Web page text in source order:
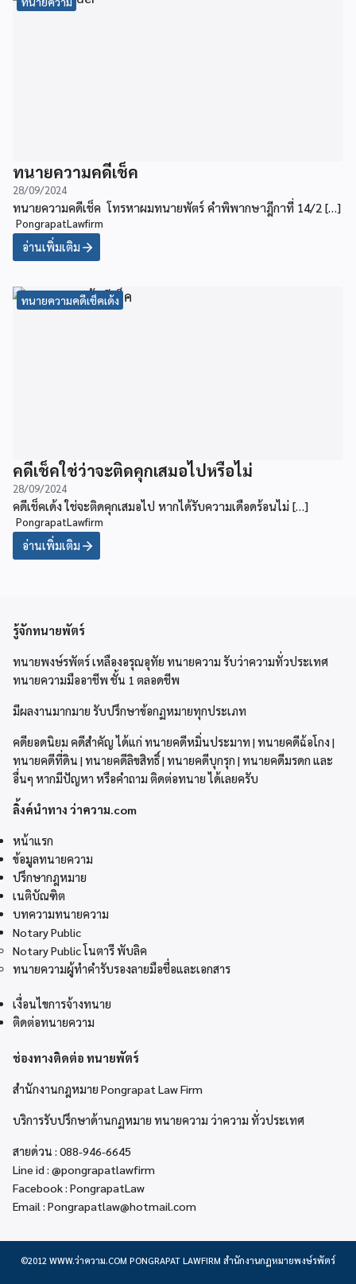
ทนายความคดีเช็ค
28/09/2024
ทนายความคดีเช็ค โทรหาผมทนายพัตร์ คำพิพากษาฎีกาที่ 14/2 […]
PongrapatLawfirm
อ่านเพิ่มเติม
ทนายความคดีเช็คเด้ง
คดีเช็คใช่ว่าจะติดคุกเสมอไปหรือไม่
28/09/2024
คดีเช็คเด้ง ใช่จะติดคุกเสมอไป หากได้รับความเดือดร้อนไม่ […]
PongrapatLawfirm
อ่านเพิ่มเติม
รู้จักทนายพัตร์
ทนายพงษ์รพัตร์ เหลืองอรุณอุทัย ทนายความ รับว่าความทั่วประเทศ
ทนายความมืออาชีพ ชั้น 1 ตลอดชีพ
มีผลงานมากมาย รับปรึกษาข้อกฏหมายทุกประเภท
คดียอดนิยม คดีสำคัญ ได้แก่ ทนายคดีหมิ่นประมาท | ทนายคดีฉ้อโกง |
ทนายคดีที่ดิน | ทนายคดีลิขสิทธิ์ | ทนายคดีบุกรุก | ทนายคดีมรดก และ
อื่นๆ หากมีปัญหา หรือคำถาม ติดต่อทนาย ได้เลยครับ
ลิ้งค์นำทาง ว่าความ.com
หน้าแรก
ข้อมูลทนายความ
ปรึกษากฎหมาย
เนติบัณฑิต
บทความทนายความ
Notary Public
Notary Public โนตารี พับลิค
ทนายความผู้ทำคำรับรองลายมือชื่อและเอกสาร
เงื่อนไขการจ้างทนาย
ติดต่อทนายความ
ช่องทางติดต่อ ทนายพัตร์
สำนักงานกฎหมาย Pongrapat Law Firm
บริการรับปรึกษาด้านกฏหมาย ทนายความ ว่าความ ทั่วประเทศ
สายด่วน : 088-946-6645
Line id : @pongrapatlawfirm
Facebook : PongrapatLaw
Email : Pongrapatlaw@hotmail.com
©2012 WWW.ว่าความ.COM PONGRAPAT LAWFIRM สำนักงานกฎหมายพงษ์รพัตร์